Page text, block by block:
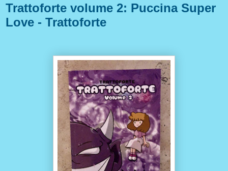
Trattoforte volume 2: Puccina Super
Love - Trattoforte